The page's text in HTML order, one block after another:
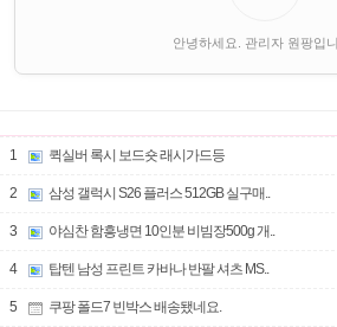
안녕하세요. 관리자 원팡입
1 퀵실버 록시 보드숏 래시가드등
2 삼성 갤럭시 S26 플러스 512GB 실구매..
3 야심찬 함흥냉면 10인분 비빔장500g 개..
4 탑텐 남성 프린트 카바나 반팔 셔츠 MS..
5 쿠팡 폴드7 빈박스 배송됐네요.